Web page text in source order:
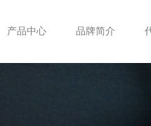
产品中心 品牌简介